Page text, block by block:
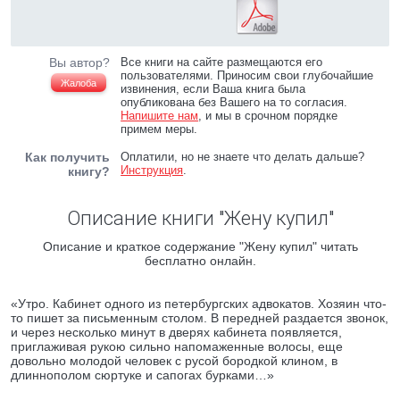
Вы автор?
Жалоба
Все книги на сайте размещаются его
пользователями. Приносим свои глубочайшие
извинения, если Ваша книга была
опубликована без Вашего на то согласия.
Напишите нам, и мы в срочном порядке
примем меры.
Как получить
книгу?
Оплатили, но не знаете что делать дальше?
Инструкция.
Описание книги "Жену купил"
Описание и краткое содержание "Жену купил" читать
бесплатно онлайн.
«Утро. Кабинет одного из петербургских адвокатов. Хозяин что-
то пишет за письменным столом. В передней раздается звонок,
и через несколько минут в дверях кабинета появляется,
приглаживая рукою сильно напомаженные волосы, еще
довольно молодой человек с русой бородкой клином, в
длиннополом сюртуке и сапогах бурками…»